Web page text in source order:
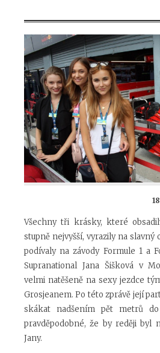
Všechny tři krásky, které
stupně nejvyšší, vyrazily na slavný
podívaly na závody Formule 1 a
Supranational Jana Šišková v
velmi natěšeně na sexy jezdce
Grosjeanem. Po této zprávě její
skákat nadšením pět metrů
pravděpodobné, že by reději byl
Jany.